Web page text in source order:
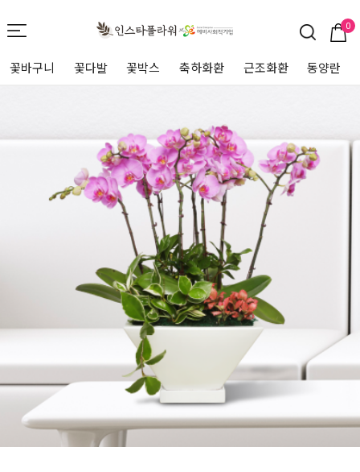
0
꽃바구니 꽃다발 꽃박스 축하화환 근조화환 동양란